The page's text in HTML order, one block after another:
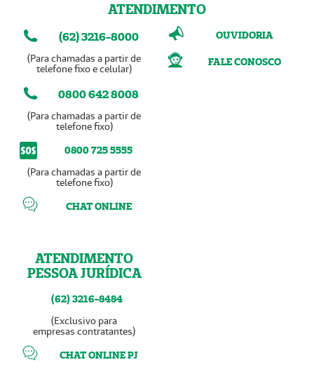
ATENDIMENTO
(62) 3216-8000
(Para chamadas a partir de
telefone fixo e celular)
0800 642 8008
(Para chamadas a partir de
telefone fixo)
0800 725 5555
(Para chamadas a partir de
telefone fixo)
CHAT ONLINE
ATENDIMENTO
PESSOA JURÍDICA
(62) 3216-8484
(Exclusivo para
empresas contratantes)
CHAT ONLINE PJ
OUVIDORIA
FALE CONOSCO